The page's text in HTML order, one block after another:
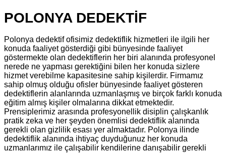
POLONYA DEDEKTİF
Polonya dedektif ofisimiz dedektiflik hizmetleri ile ilgili her
konuda faaliyet gösterdiği gibi bünyesinde faaliyet
göstermekte olan dedektiflerin her biri alanında profesyonel
nerede ne yapması gerektiğini bilen her konuda sizlere
hizmet verebilme kapasitesine sahip kişilerdir. Firmamız
sahip olmuş olduğu ofisler bünyesinde faaliyet gösteren
dedektiflerin alanlarında uzmanlaşmış ve birçok farklı konuda
eğitim almış kişiler olmalarına dikkat etmektedir.
Prensiplerimiz arasında profesyonellik disiplin çalışkanlık
pratik zeka ve her şeyden önemlisi dedektiflik alanında
gerekli olan gizlilik esası yer almaktadır. Polonya ilinde
dedektiflik alanında ihtiyaç duyduğunuz her konuda
uzmanlarımız ile çalışabilir kendilerine danışabilir gerekli